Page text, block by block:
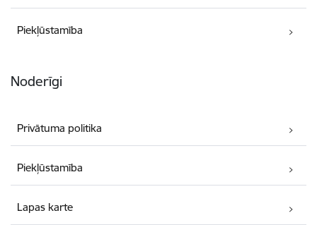
Piekļūstamība
Noderīgi
Privātuma politika
Piekļūstamība
Lapas karte